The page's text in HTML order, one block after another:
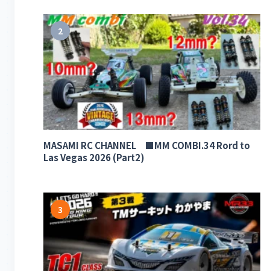
2
MASAMI RC CHANNEL ■MM COMBI.34 Rord to
Las Vegas 2026 (Part2)
3